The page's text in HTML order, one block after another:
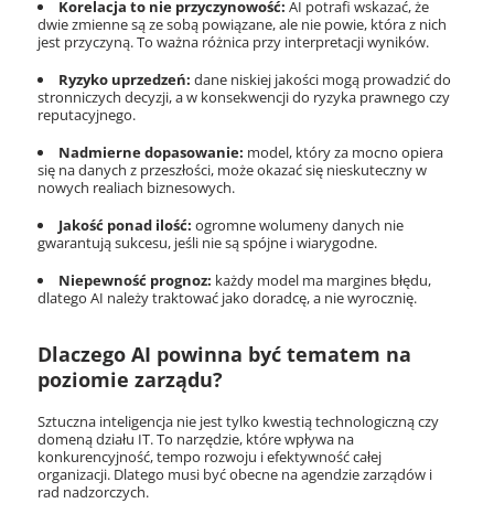
Korelacja to nie przyczynowość: AI potrafi wskazać, że
dwie zmienne są ze sobą powiązane, ale nie powie, która z nich
jest przyczyną. To ważna różnica przy interpretacji wyników.
Ryzyko uprzedzeń: dane niskiej jakości mogą prowadzić do
stronniczych decyzji, a w konsekwencji do ryzyka prawnego czy
reputacyjnego.
Nadmierne dopasowanie: model, który za mocno opiera
się na danych z przeszłości, może okazać się nieskuteczny w
nowych realiach biznesowych.
Jakość ponad ilość: ogromne wolumeny danych nie
gwarantują sukcesu, jeśli nie są spójne i wiarygodne.
Niepewność prognoz: każdy model ma margines błędu,
dlatego AI należy traktować jako doradcę, a nie wyrocznię.
Dlaczego AI powinna być tematem na
poziomie zarządu?
Sztuczna inteligencja nie jest tylko kwestią technologiczną czy
domeną działu IT. To narzędzie, które wpływa na
konkurencyjność, tempo rozwoju i efektywność całej
organizacji. Dlatego musi być obecne na agendzie zarządów i
rad nadzorczych.